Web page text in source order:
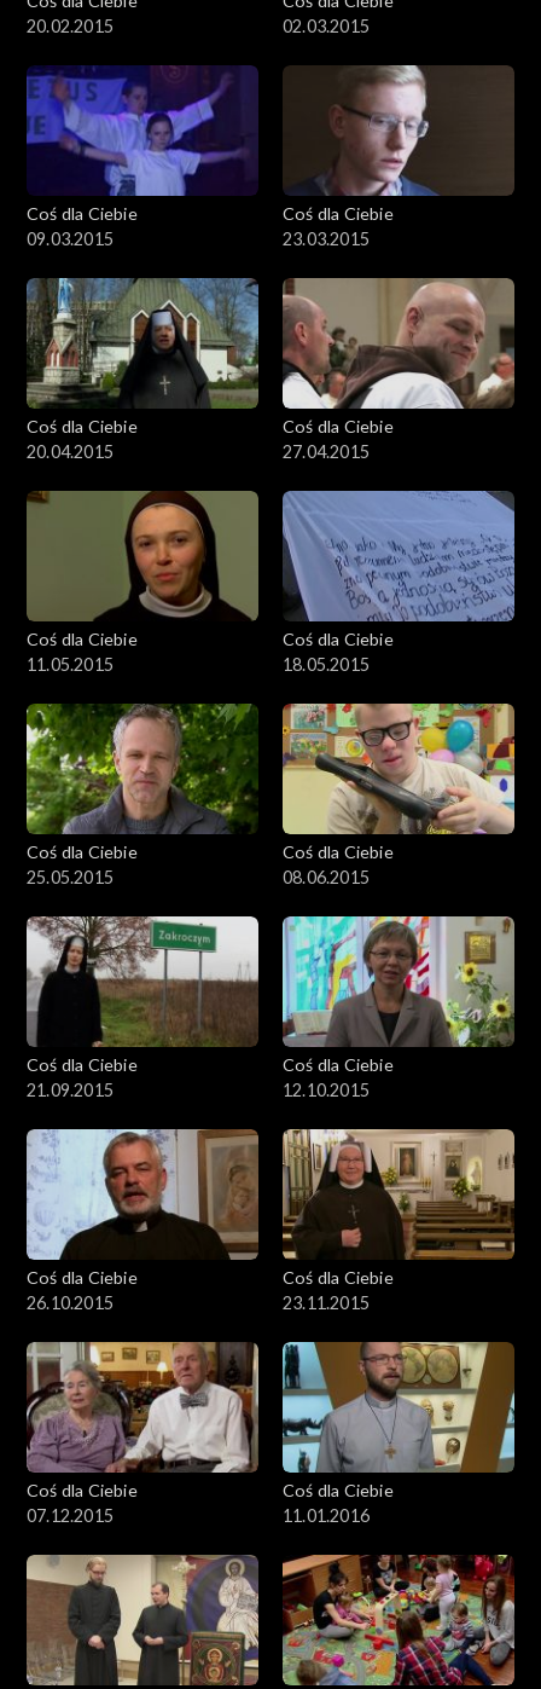
20.02.2015
02.03.2015
Coś dla Ciebie
09.03.2015
Coś dla Ciebie
23.03.2015
Coś dla Ciebie
20.04.2015
Coś dla Ciebie
27.04.2015
Coś dla Ciebie
11.05.2015
Coś dla Ciebie
18.05.2015
Coś dla Ciebie
25.05.2015
Coś dla Ciebie
08.06.2015
Coś dla Ciebie
21.09.2015
Coś dla Ciebie
12.10.2015
Coś dla Ciebie
26.10.2015
Coś dla Ciebie
23.11.2015
Coś dla Ciebie
07.12.2015
Coś dla Ciebie
11.01.2016